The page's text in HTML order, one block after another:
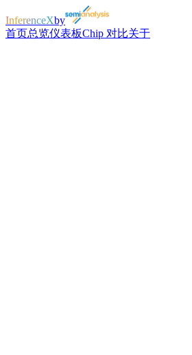
InferenceXby
首页总览仪表板Chip 对比关于